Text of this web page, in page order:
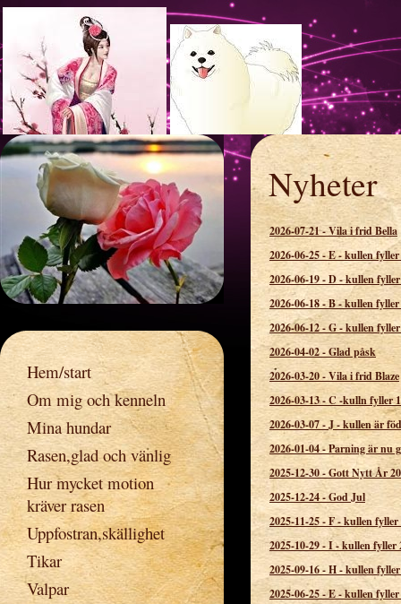
Rosspetsens
Hem/start
Om mig och kenneln
Mina hundar
Rasen,glad och vänlig
Hur mycket motion
kräver rasen
Uppfostran,skällighet
Tikar
Valpar
Nyheter
2026-07-21-Vila i frid Bella
2026-06-25-E - kullen
2026-06-19-D - kullen
2026-06-18-B - kullen fyller
2026-06-12-G - kullen
2026-04-02-Glad påsk
2026-03-20-Vila i frid Blaze
2026-03-13-C -kulln fyller
2026-03-07-J - kullen är
2026-01-04-Parning är nu
2025-12-30-Gott Nytt År
2025-12-24-God Jul
2025-11-25-F - kullen fyller
2025-10-29-I - kullen fyller
2025-09-16-H - kullen
2025-06-25-E - kullen